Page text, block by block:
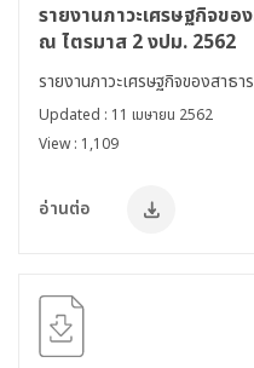
รายงานภาวะเศรษฐกิจข
ณ ไตรมาส 2 งปม. 2562
รายงานภาวะเศรษฐกิจของสาธ
งปม. 2562
Updated : 11 เมษายน 2562
View : 1,109
อ่านต่อ